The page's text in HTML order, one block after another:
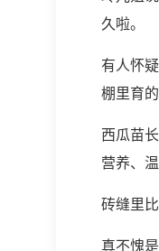
久啦。
有人怀
棚里育
西瓜苗
营养、
砖缝里
真不愧